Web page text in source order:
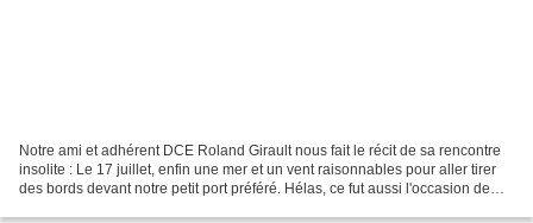
Notre ami et adhérent DCE Roland Girault nous fait le récit de sa rencontre
insolite : Le 17 juillet, enfin une mer et un vent raisonnables pour aller tirer
des bords devant notre petit port préféré. Hélas, ce fut aussi l'occasion de